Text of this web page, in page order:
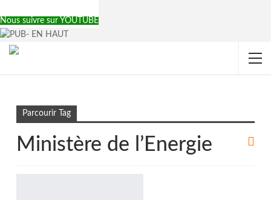
Nous suivre sur YOUTUBE
Parcourir Tag
Ministère de l’Energie